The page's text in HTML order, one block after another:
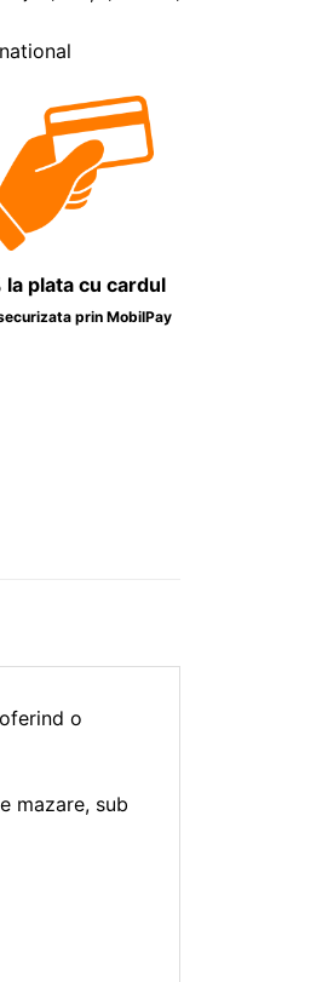
la plata cu cardul
prin MobilPay
o
mazare, sub